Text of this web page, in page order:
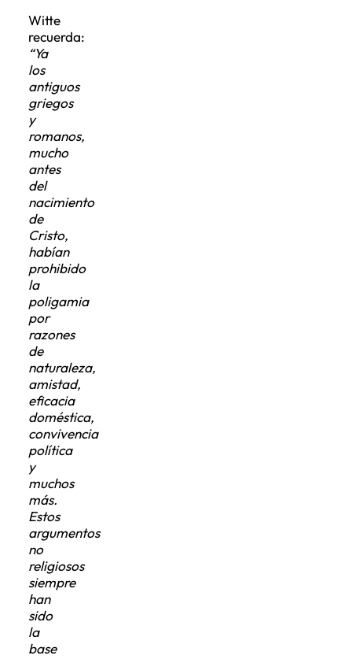
Witte
recuerda:
“Ya
los
antiguos
griegos
y
romanos,
mucho
antes
del
nacimiento
de
Cristo,
habían
prohibido
la
poligamia
por
razones
de
naturaleza,
amistad,
eficacia
doméstica,
convivencia
política
y
muchos
más.
Estos
argumentos
no
religiosos
siempre
han
sido
la
base